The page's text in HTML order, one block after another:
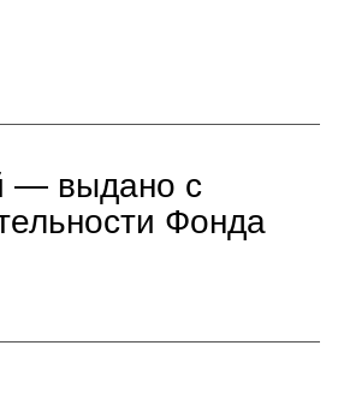
― выдано с
Фонда